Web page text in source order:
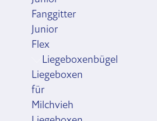
Fanggitter
Junior
Flex
Liegeboxenbügel
Liegeboxen
für
Milchvieh